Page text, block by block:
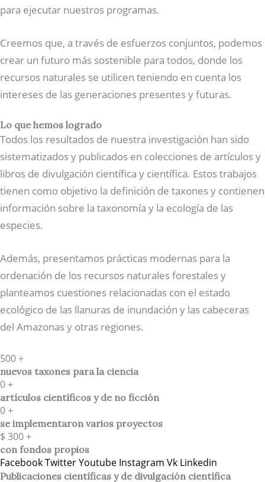
para ejecutar nuestros programas.
Creemos que, a través de esfuerzos conjuntos, podemos
crear un futuro más sostenible para todos, donde los
recursos naturales se utilicen teniendo en cuenta los
intereses de las generaciones presentes y futuras.
Lo que hemos logrado
Todos los resultados de nuestra investigación han sido
sistematizados y publicados en colecciones de artículos y
libros de divulgación científica y científica. Estos trabajos
tienen como objetivo la definición de taxones y contienen
información sobre la taxonomía y la ecología de las
especies.
Además, presentamos prácticas modernas para la
ordenación de los recursos naturales forestales y
planteamos cuestiones relacionadas con el estado
ecológico de las llanuras de inundación y las cabeceras
del Amazonas y otras regiones.
500+
nuevos taxones para la ciencia
0+
artículos científicos y de no ficción
0+
se implementaron varios proyectos
$ 300+
con fondos propios
FacebookTwitterYoutube Instagram Vk Linkedin
Publicaciones científicas y de divulgación científica​